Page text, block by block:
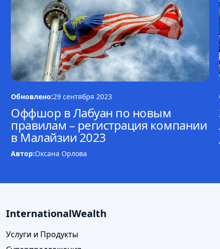
Обновлено:29 сентября 2023
Оффшор в Лабуан по новым
правилам – регистрация компании
в Малайзии 2023
Автор:Оксана Орлова
InternationalWealth
Услуги и Продукты